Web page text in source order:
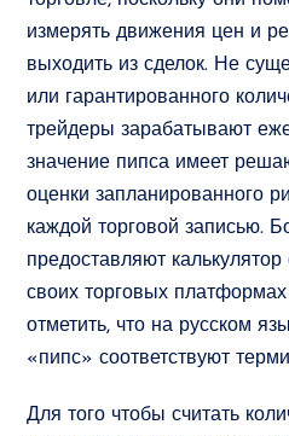
измерять движения цен и
выходить из сделок. Не
или гарантированного
трейдеры зарабатывают
значение пипса имеет
оценки запланированного
каждой торговой записью.
предоставляют
своих торговых
отметить, что на русском
«пипс» соответствуют
Для того чтобы считать